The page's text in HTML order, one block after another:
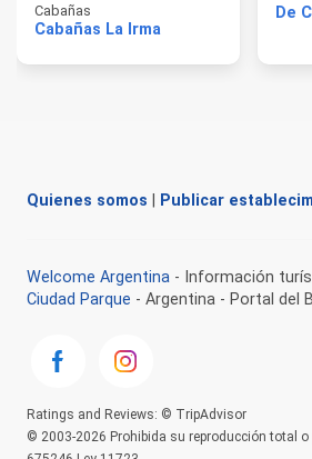
Cabañas
Cabañas La Irma
De
Quienes somos Publicar
Welcome Argentina - Información
Ciudad Parque - Argentina - Portal del
Ratings and Reviews: © TripAdvisor
© 2003-2026 Prohibida su reproducción total o